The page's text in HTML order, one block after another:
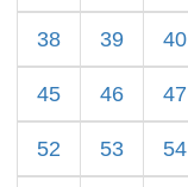
38 39 40
45 46 47
52 53 54